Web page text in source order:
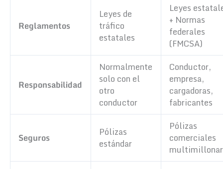
Reglamentos
Leyes de
tráfico
estatales
Leyes
+ Normas
federales
(FMCSA)
Responsabilidad
Normalmente
solo con el
otro
conductor
Conductor,
empresa,
cargadoras,
fabricantes
Seguros
Pólizas
estándar
Pólizas
comerciales